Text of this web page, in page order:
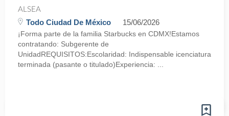
ALSEA
Todo Ciudad De México 15/06/2026
¡Forma parte de la familia Starbucks en CDMX!Estamos
contratando: Subgerente de
UnidadREQUISITOS:Escolaridad: Indispensable icenciatura
terminada (pasante o titulado)Experiencia: ...